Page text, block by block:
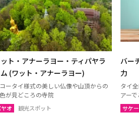
ト・アナーラヨー・ティパヤラ
(ワット・アナーラヨー)
ータイ様式の美しい仏像や山頂からの
が見どころの寺院
オ 観光スポット
バー
力
タイ
アーで
サケ